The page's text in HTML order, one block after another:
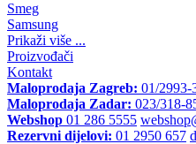
Smeg
Samsung
Prikaži više ...
Proizvođači
Kontakt
Maloprodaja Zagreb: 01/2993-
Maloprodaja Zadar: 023/318-
Webshop 01 286 5555
Rezervni dijelovi: 01 2950 657